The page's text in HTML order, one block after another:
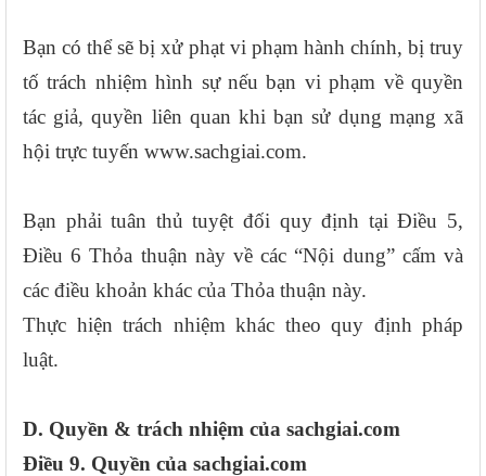
Bạn có thể sẽ bị xử phạt vi phạm hành chính, bị truy
tố trách nhiệm hình sự nếu bạn vi phạm về quyền
tác giả, quyền liên quan khi bạn sử dụng mạng xã
hội trực tuyến www.sachgiai.com.
Bạn phải tuân thủ tuyệt đối quy định tại Điều 5,
Điều 6 Thỏa thuận này về các “Nội dung” cấm và
các điều khoản khác của Thỏa thuận này.
Thực hiện trách nhiệm khác theo quy định pháp
luật.
D. Quyền & trách nhiệm của sachgiai.com
Điều 9. Quyền của sachgiai.com